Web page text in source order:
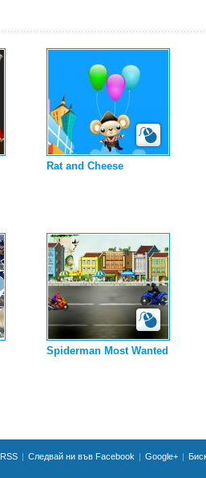
Rat and Cheese
Spiderman Most Wanted
RSS Следвай ни във Facebook Google+